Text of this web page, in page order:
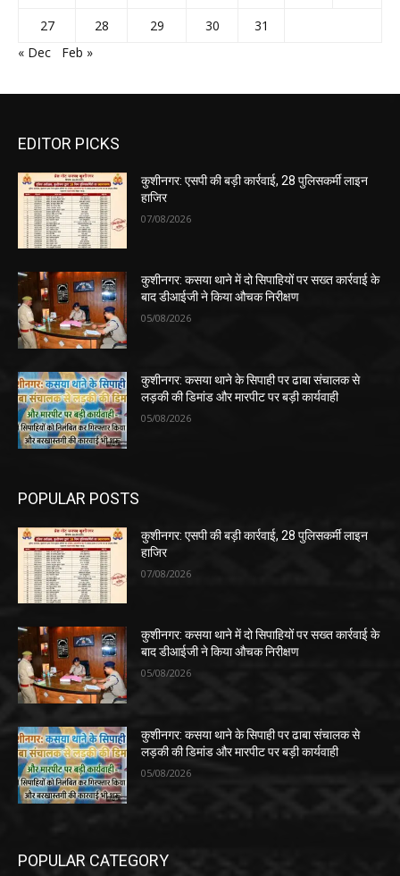
27
28 29 30
31
« Dec
Feb »
EDITOR PICKS
कुशीनगर: एसपी की बड़ी कार्रवाई, 28 पुलिसकर्मी लाइन
हाजिर
07/08/2026
कुशीनगर: कसया थाने में दो सिपाहियों पर सख्त कार्रवाई के
बाद डीआईजी ने किया औचक निरीक्षण
05/08/2026
कुशीनगर: कसया थाने के सिपाही पर ढाबा संचालक से
लड़की की डिमांड और मारपीट पर बड़ी कार्यवाही
05/08/2026
POPULAR POSTS
कुशीनगर: एसपी की बड़ी कार्रवाई, 28 पुलिसकर्मी लाइन
हाजिर
07/08/2026
कुशीनगर: कसया थाने में दो सिपाहियों पर सख्त कार्रवाई के
बाद डीआईजी ने किया औचक निरीक्षण
05/08/2026
कुशीनगर: कसया थाने के सिपाही पर ढाबा संचालक से
लड़की की डिमांड और मारपीट पर बड़ी कार्यवाही
05/08/2026
POPULAR CATEGORY